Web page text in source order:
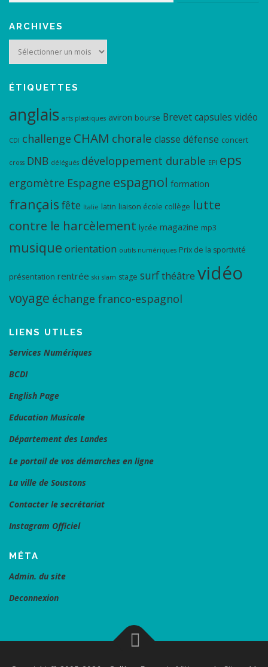
ARCHIVES
Archives
ÉTIQUETTES
anglais arts plastiques aviron bourse Brevetcapsules vidéo
CDI challenge CHAM chorale classe défense concert
cross DNB délégués développement durable EPI eps
ergomètre Espagne espagnol formation
français fête Italie latin liaison école collège lutte
contre le harcèlement lycée magazine mp3
musique orientation outils numériques Prix de la sportivité
présentation rentrée ski slam stage surfthéâtre vidéo
voyage échange franco-espagnol
LIENS UTILES
Services Numériques
BCDI
English Page
Education Musicale
Département des Landes
Le portail de vos démarches en ligne
La ville de Soustons
Contacter le secrétariat
Instagram Officiel
MÉTA
Admin. du site
Deconnexion